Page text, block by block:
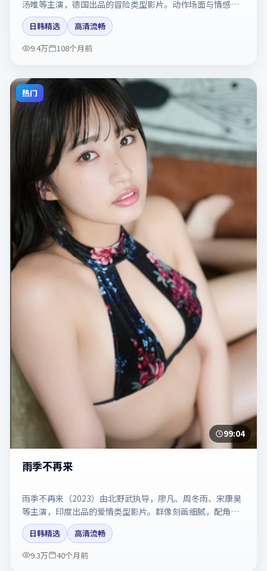
汤唯等主演，德国出品的冒险类型影片。动作场面与情感戏
比例拿捏得当。剧情简介与主创信息可供检索参考，上映日
期以片方资料为准。
日韩精选
高清流畅
9.4万
108个月前
热门
99:04
雨季不再来
雨季不再来（2023）由北野武执导，廖凡、周冬雨、宋康昊
等主演，印度出品的爱情类型影片。群像刻画细腻，配角同
样出彩。剧情简介与主创信息可供检索参考，上映日期以片
方资料为准。
日韩精选
高清流畅
9.3万
40个月前